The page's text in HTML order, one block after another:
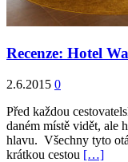
Recenze: Hotel
2.6.2015 0
Před každou
daném místě vidět, ale
hlavu. Všechny tyto
krátkou cestou […]